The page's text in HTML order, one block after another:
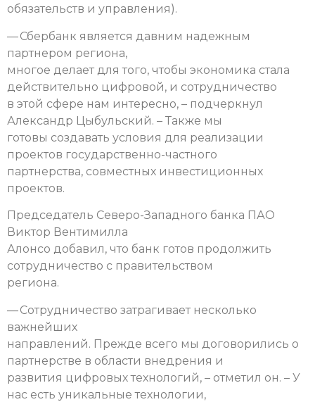
обязательств и управления).
— Сбербанк является давним надежным
партнером региона,
многое делает для того, чтобы экономика стала
действительно цифровой, и сотрудничество
в этой сфере нам интересно, – подчеркнул
Александр Цыбульский. – Также мы
готовы создавать условия для реализации
проектов государственно-частного
партнерства, совместных инвестиционных
проектов.
Председатель Северо-Западного банка ПАО
Виктор Вентимилла
Алонсо добавил, что банк готов продолжить
сотрудничество с правительством
региона.
— Сотрудничество затрагивает несколько
важнейших
направлений. Прежде всего мы договорились о
партнерстве в области внедрения и
развития цифровых технологий, – отметил он. – У
нас есть уникальные технологии,